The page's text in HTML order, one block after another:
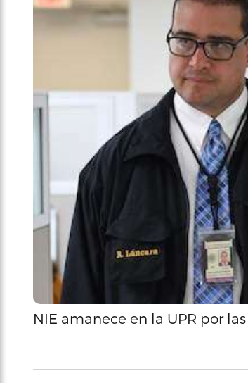
NIE amanece en la UPR por